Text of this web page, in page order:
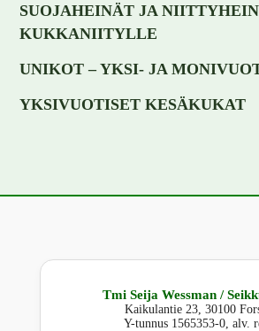
SUOJAHEINÄT JA
KUKKANIITYLLE
UNIKOT – YKSI- JA
YKSIVUOTISET KESÄKUKAT
Tmi Seija Wessman /
Kaikulantie 23, 30100
Y-tunnus 1565353-0, alv.